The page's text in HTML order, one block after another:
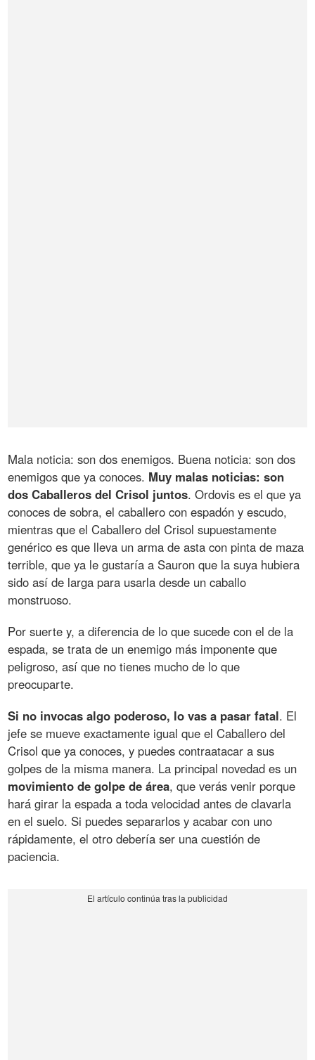
Mala noticia: son dos enemigos. Buena noticia: son dos
enemigos que ya conoces. Muy malas noticias: son
dos Caballeros del Crisol juntos. Ordovis es el que ya
conoces de sobra, el caballero con espadón y escudo,
mientras que el Caballero del Crisol supuestamente
genérico es que lleva un arma de asta con pinta de maza
terrible, que ya le gustaría a Sauron que la suya hubiera
sido así de larga para usarla desde un caballo
monstruoso.
Por suerte y, a diferencia de lo que sucede con el de la
espada, se trata de un enemigo más imponente que
peligroso, así que no tienes mucho de lo que
preocuparte.
Si no invocas algo poderoso, lo vas a pasar fatal. El
jefe se mueve exactamente igual que el Caballero del
Crisol que ya conoces, y puedes contraatacar a sus
golpes de la misma manera. La principal novedad es un
movimiento de golpe de área, que verás venir porque
hará girar la espada a toda velocidad antes de clavarla
en el suelo. Si puedes separarlos y acabar con uno
rápidamente, el otro debería ser una cuestión de
paciencia.